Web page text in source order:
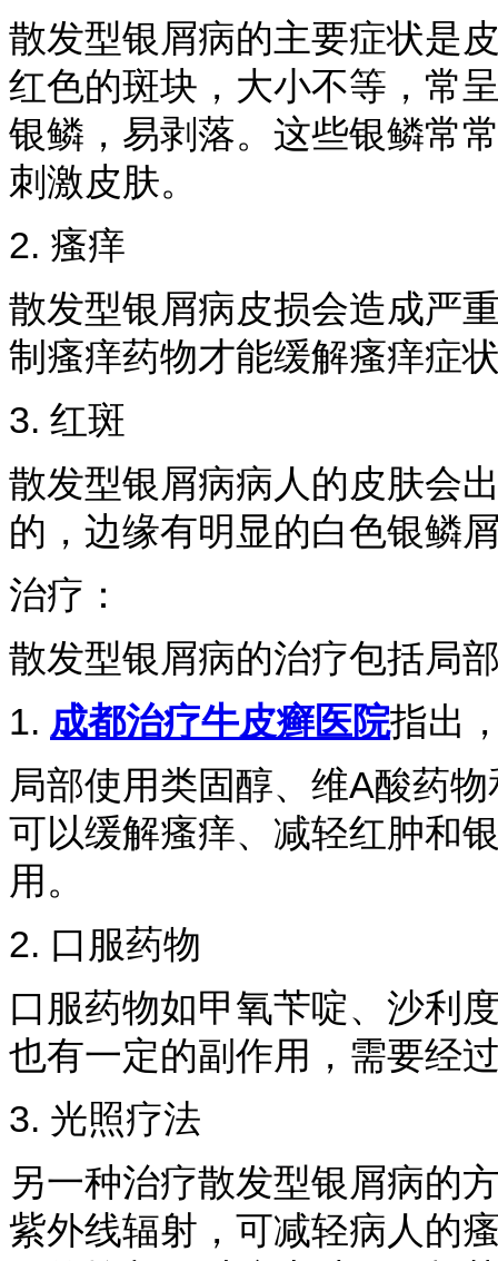
散发型银屑病的主要症状是
红色的斑块，大小不等，常
银鳞，易剥落。这些银鳞常
刺激皮肤。
2. 瘙痒
散发型银屑病皮损会造成严
制瘙痒药物才能缓解瘙痒症
3. 红斑
散发型银屑病病人的皮肤会
的，边缘有明显的白色银鳞
治疗：
散发型银屑病的治疗包括局
1. 成都治疗牛皮癣医院指出
局部使用类固醇、维A酸药
可以缓解瘙痒、减轻红肿和
用。
2. 口服药物
口服药物如甲氧苄啶、沙利
也有一定的副作用，需要经
3. 光照疗法
另一种治疗散发型银屑病的
紫外线辐射，可减轻病人的